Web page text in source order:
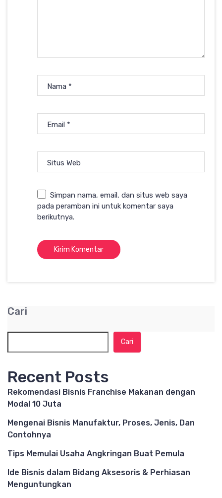
Nama *
Email *
Situs Web
Simpan nama, email, dan situs web saya
pada peramban ini untuk komentar saya
berikutnya.
Cari
Cari
Recent Posts
Rekomendasi Bisnis Franchise Makanan dengan
Modal 10 Juta
Mengenai Bisnis Manufaktur, Proses, Jenis, Dan
Contohnya
Tips Memulai Usaha Angkringan Buat Pemula
Ide Bisnis dalam Bidang Aksesoris & Perhiasan
Menguntungkan